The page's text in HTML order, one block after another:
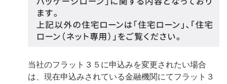
当社のフラット３５に申込みを変更されたい場合
は、現在申込みされている金融機関にてフラット３